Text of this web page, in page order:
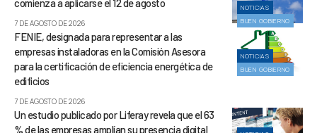
NOTICIAS
BUEN GOBIERNO
comienza a aplicarse el 12 de agosto
7 DE AGOSTO DE 2026
NOTICIAS
BUEN GOBIERNO
FENIE, designada para representar a las
empresas instaladoras en la Comisión Asesora
para la certificación de eficiencia energética de
edificios
7 DE AGOSTO DE 2026
Un estudio publicado por Liferay revela que el 63
% de las empresas amplían su presencia digital